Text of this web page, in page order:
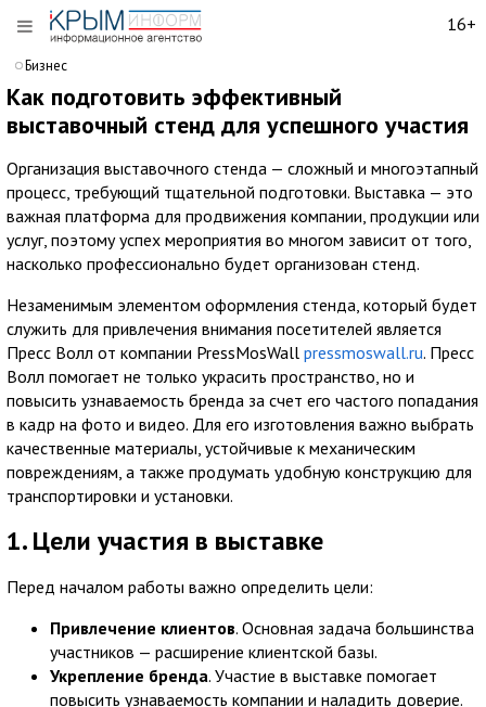
16+
Бизнес
Как подготовить эффективный
выставочный стенд для успешного участия
Организация выставочного стенда — сложный и многоэтапный
процесс, требующий тщательной подготовки. Выставка — это
важная платформа для продвижения компании, продукции или
услуг, поэтому успех мероприятия во многом зависит от того,
насколько профессионально будет организован стенд.
Незаменимым элементом оформления стенда, который будет
служить для привлечения внимания посетителей является
Пресс Волл от компании PressMosWall pressmoswall.ru. Пресс
Волл помогает не только украсить пространство, но и
повысить узнаваемость бренда за счет его частого попадания
в кадр на фото и видео. Для его изготовления важно выбрать
качественные материалы, устойчивые к механическим
повреждениям, а также продумать удобную конструкцию для
транспортировки и установки.
1. Цели участия в выставке
Перед началом работы важно определить цели:
Привлечение клиентов. Основная задача большинства
участников — расширение клиентской базы.
Укрепление бренда. Участие в выставке помогает
повысить узнаваемость компании и наладить доверие.